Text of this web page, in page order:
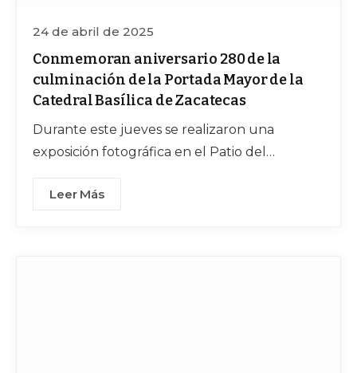
24 de abril de 2025
Conmemoran aniversario 280 de la
culminación de la Portada Mayor de la
Catedral Basílica de Zacatecas
Durante este jueves se realizaron una
exposición fotográfica en el Patio del
Matutina”, a cargo de la agrupación Coral de
Leer Más